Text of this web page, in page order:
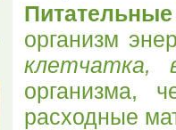
организм
клетчатка,
организма,
расходные